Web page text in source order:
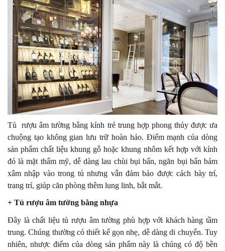
Tủ rượu âm tường bằng kính trẻ trung hợp phong thủy được ưa
chuộng tạo không gian lưu trữ hoàn hảo. Điểm mạnh của dòng
sản phẩm chất liệu khung gỗ hoặc khung nhôm kết hợp với kính
đó là mặt thẩm mỹ, dễ dàng lau chùi bụi bẩn, ngăn bụi bẩn bám
xâm nhập vào trong tủ nhưng vẫn đảm bảo được cách bày trí,
trang trí, giúp căn phòng thêm lung linh, bắt mắt.
+ Tủ rượu âm tường bằng nhựa
Đây là chất liệu tủ rượu âm tường phù hợp với khách hàng tầm
trung. Chúng thường có thiết kế gọn nhẹ, dễ dàng di chuyển. Tuy
nhiên, nhược điểm của dòng sản phẩm này là chúng có độ bền